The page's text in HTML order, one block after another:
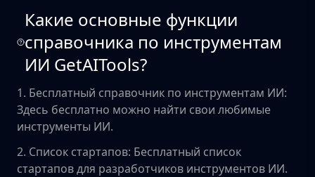
Какие основные функции
справочника по инструментам
ИИ GetAITools?
1. Бесплатный справочник по инструментам ИИ:
Здесь бесплатно можно найти свои любимые
инструменты ИИ.
2. Список стартапов: Бесплатный список
стартапов для разработчиков инструментов ИИ.